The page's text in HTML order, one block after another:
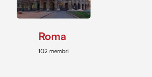
Roma
102 membri